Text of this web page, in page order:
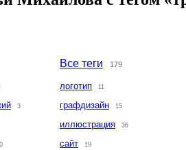
3
Все теги 179
логотип 11
графдизайн 15
иллюстрация 36
сайт 19